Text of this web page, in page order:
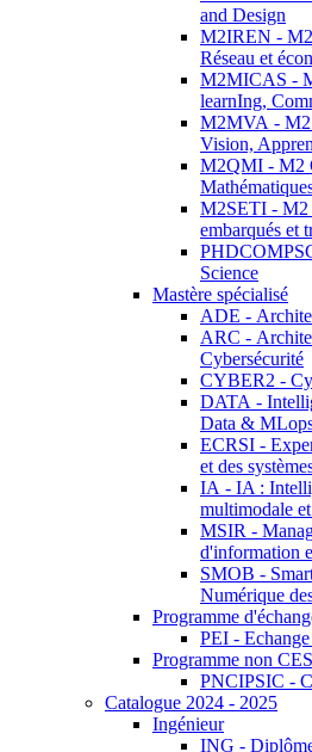
and Design
M2IREN -
Réseau et
M2MICAS -
learnIng,
M2MVA - M2
Vision,
M2QMI - M2
M2SETI - M2
embarqués et
Science
Mastère spécialisé
ADE -
ARC -
Cybersécurité
CYBER2 -
DATA -
Data &
ECRSI -
et des
IA - IA :
multimodale
MSIR -
d'information
SMOB -
Numérique
Programme
PEI -
Programme non CES
PNCIPSIC -
Catalogue 2024 - 2025
Ingénieur
ING -